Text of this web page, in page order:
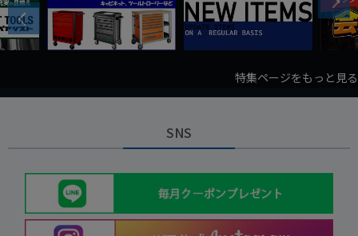
Previous
特集ページをもっと見る
SNS